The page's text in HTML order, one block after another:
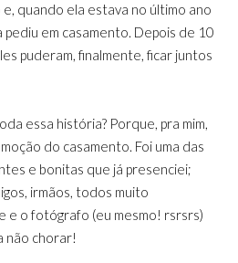
quando ela estava no último ano
em casamento. Depois de 10
puderam, finalmente, ficar juntos
essa história? Porque, pra mim,
do casamento. Foi uma das
e bonitas que já presenciei;
irmãos, todos muito
e o fotógrafo (eu mesmo! rsrsrs)
não chorar!